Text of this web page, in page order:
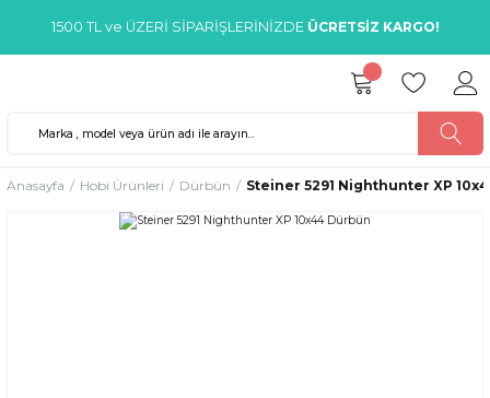
1500 TL ve ÜZERİ SİPARİŞLERİNİZDE ÜCRETSİZ KARGO!
Anasayfa Hobi Ürünleri Dürbün Steiner 5291 Nighthunter XP